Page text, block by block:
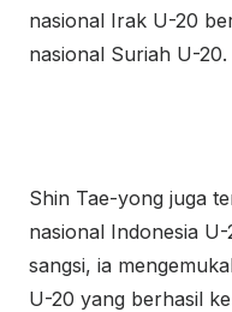
nasional Irak U-20
nasional Suriah U-20.
Shin Tae-yong juga
nasional Indonesia
sangsi, ia
U-20 yang berhasil